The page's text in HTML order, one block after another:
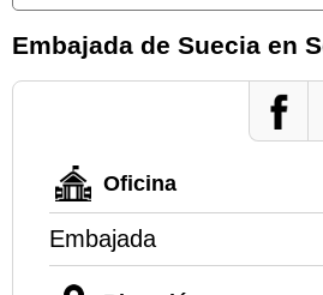
Embajada de Suecia en
Oficina
Embajada